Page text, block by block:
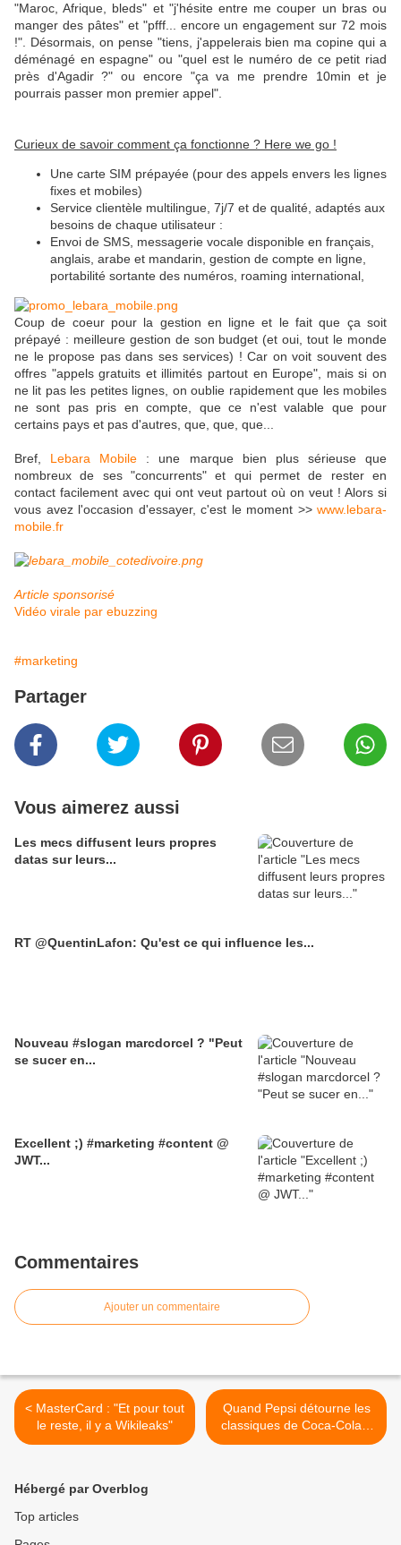
"Maroc, Afrique, bleds" et "j'hésite entre me couper un bras ou
manger des pâtes" et "pfff... encore un engagement sur 72 mois
!". Désormais, on pense "tiens, j'appelerais bien ma copine qui a
déménagé en espagne" ou "quel est le numéro de ce petit riad
près d'Agadir ?" ou encore "ça va me prendre 10min et je
pourrais passer mon premier appel".
Curieux de savoir comment ça fonctionne ? Here we go !
Une carte SIM prépayée (pour des appels envers les lignes
fixes et mobiles)
Service clientèle multilingue, 7j/7 et de qualité, adaptés aux
besoins de chaque utilisateur :
Envoi de SMS, messagerie vocale disponible en français,
anglais, arabe et mandarin, gestion de compte en ligne,
portabilité sortante des numéros, roaming international,
Coup de coeur pour la gestion en ligne et le fait que ça soit
prépayé : meilleure gestion de son budget (et oui, tout le monde
ne le propose pas dans ses services) ! Car on voit souvent des
offres "appels gratuits et illimités partout en Europe", mais si on
ne lit pas les petites lignes, on oublie rapidement que les mobiles
ne sont pas pris en compte, que ce n'est valable que pour
certains pays et pas d'autres, que, que, que...
Bref, Lebara Mobile : une marque bien plus sérieuse que
nombreux de ses "concurrents" et qui permet de rester en
contact facilement avec qui ont veut partout où on veut ! Alors si
vous avez l'occasion d'essayer, c'est le moment >> www.lebara-
mobile.fr
Article sponsorisé
Vidéo virale par ebuzzing
#marketing
Partager
Vous aimerez aussi
Les mecs diffusent leurs propres
datas sur leurs...
RT @QuentinLafon: Qu'est ce qui influence les...
Nouveau #slogan marcdorcel ? "Peut
se sucer en...
Excellent ;) #marketing #content @
JWT...
Commentaires
Ajouter un commentaire
< MasterCard : "Et pour tout
le reste, il y a Wikileaks"
Quand Pepsi détourne les
classiques de Coca-Cola...
>
Hébergé par Overblog
Top articles